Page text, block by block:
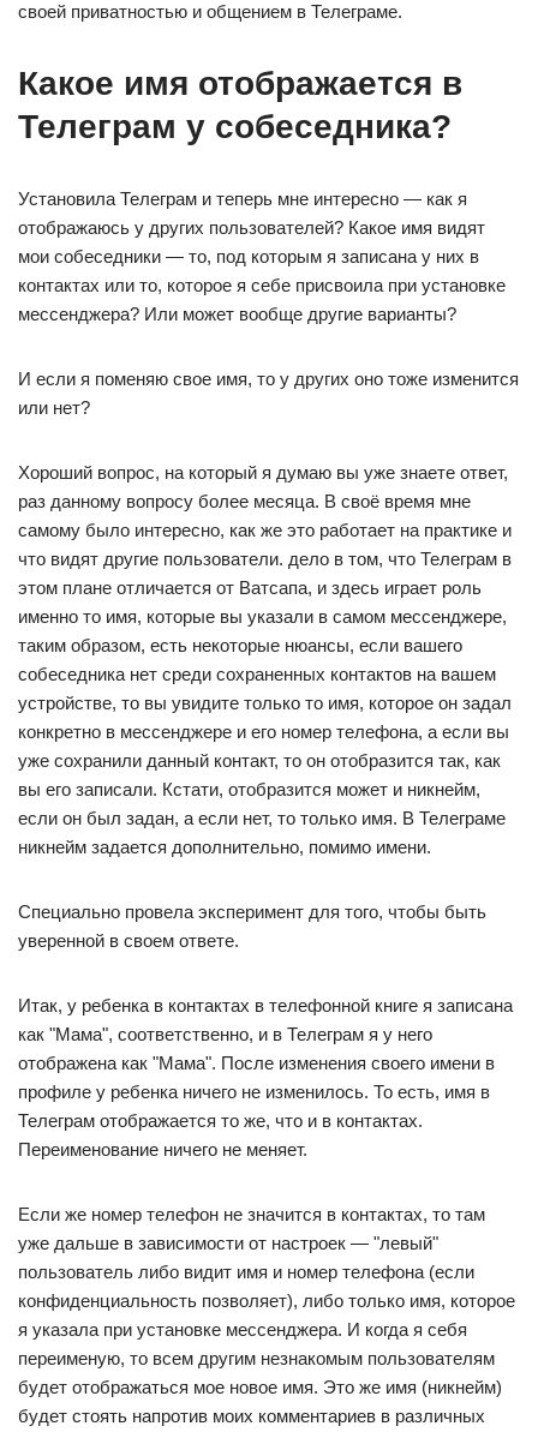
своей приватностью и общением в Телеграме.
Какое имя отображается в
Телеграм у собеседника?
Установила Телеграм и теперь мне интересно — как я
отображаюсь у других пользователей? Какое имя видят
мои собеседники — то, под которым я записана у них в
контактах или то, которое я себе присвоила при установке
мессенджера? Или может вообще другие варианты?
И если я поменяю свое имя, то у других оно тоже изменится
или нет?
Хороший вопрос, на который я думаю вы уже знаете ответ,
раз данному вопросу более месяца. В своё время мне
самому было интересно, как же это работает на практике и
что видят другие пользователи. дело в том, что Телеграм в
этом плане отличается от Ватсапа, и здесь играет роль
именно то имя, которые вы указали в самом мессенджере,
таким образом, есть некоторые нюансы, если вашего
собеседника нет среди сохраненных контактов на вашем
устройстве, то вы увидите только то имя, которое он задал
конкретно в мессенджере и его номер телефона, а если вы
уже сохранили данный контакт, то он отобразится так, как
вы его записали. Кстати, отобразится может и никнейм,
если он был задан, а если нет, то только имя. В Телеграме
никнейм задается дополнительно, помимо имени.
Специально провела эксперимент для того, чтобы быть
уверенной в своем ответе.
Итак, у ребенка в контактах в телефонной книге я записана
как "Мама", соответственно, и в Телеграм я у него
отображена как "Мама". После изменения своего имени в
профиле у ребенка ничего не изменилось. То есть, имя в
Телеграм отображается то же, что и в контактах.
Переименование ничего не меняет.
Если же номер телефон не значится в контактах, то там
уже дальше в зависимости от настроек — "левый"
пользователь либо видит имя и номер телефона (если
конфиденциальность позволяет), либо только имя, которое
я указала при установке мессенджера. И когда я себя
переименую, то всем другим незнакомым пользователям
будет отображаться мое новое имя. Это же имя (никнейм)
будет стоять напротив моих комментариев в различных